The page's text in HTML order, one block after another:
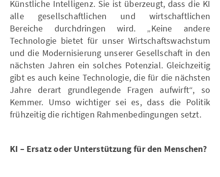
Künstliche Intelligenz. Sie ist überzeugt, dass die KI
alle gesellschaftlichen und wirtschaftlichen
Bereiche durchdringen wird. „Keine andere
Technologie bietet für unser Wirtschaftswachstum
und die Modernisierung unserer Gesellschaft in den
nächsten Jahren ein solches Potenzial. Gleichzeitig
gibt es auch keine Technologie, die für die nächsten
Jahre derart grundlegende Fragen aufwirft“, so
Kemmer. Umso wichtiger sei es, dass die Politik
frühzeitig die richtigen Rahmenbedingungen setzt.
KI – Ersatz oder Unterstützung für den Menschen?